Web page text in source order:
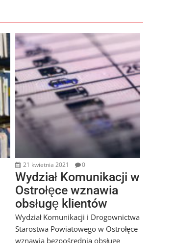
21 kwietnia 2021 0
Wydział Komunikacji w
Ostrołęce wznawia
obsługę klientów
Wydział Komunikacji i Drogownictwa
Starostwa Powiatowego w Ostrołęce
wznawia bezpośrednią obsługę